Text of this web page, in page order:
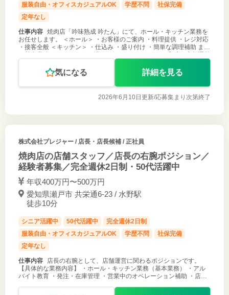
服装自由・オフィスカジュアルOK
学歴不問
社保完備
定年なし
仕事内容 焼肉店「吟味熟成 吟たん」にて、ホール・キッチン業務を
お任せします。 ＜ホール＞ ・お客様のご案内 ・料理提供 ・レジ対応
・接客全般 ＜キッチン＞ ・仕込み ・盛り付け ・簡単な調理補助 まず
は基本業務からスタート。 慣れてきたら、アルバイト育成や店舗運営
に
気になる 詳細を見る
2026年6月10日更新/応募集まり次第終了
株式会社プレジャー/ 店長・店長候補 / 正社員
焼肉店の店舗スタッフ／店長の右腕ポジション／
経験者募集／完全週休2日制・50代活躍中
年収400万円〜500万円
愛知県瀬戸市 共栄通6-23 / 水野駅
徒歩10分
シニア活躍中 50代活躍中
完全週休2日制
服装自由・オフィスカジュアルOK
学歴不問
社保完備
定年なし
仕事内容
店長の右腕として、店舗運営に関わるポジションです。
【具体的な業務内容】 ・ホール・キッチン業務（基本業務） ・アル
バイト教育 ・発注・在庫管理 ・営業中のオペレーション補助 ・店長